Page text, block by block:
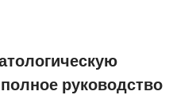
руководство